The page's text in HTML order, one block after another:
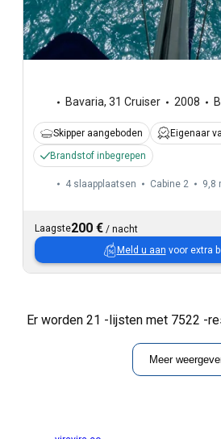
Bavaria, 31 Cruiser 2008
Skipper aangeboden
Eigenaar
Brandstof inbegrepen
4 slaapplaatsen Cabine 2 9,8
Laagste200 € / nacht
Meld u aan voor extra
Er worden 21 -lijsten met 7522 -
Meer